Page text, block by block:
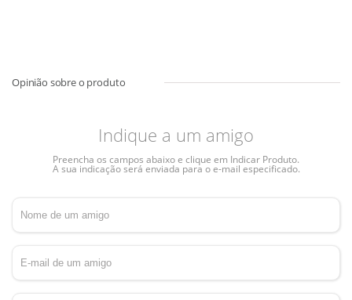
Indique a um amigo
Preencha os campos abaixo e clique em Indicar Produto.
A sua indicação será enviada para o e-mail especificado.